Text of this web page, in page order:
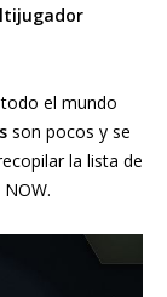
el mundo
son pocos y se
la lista de